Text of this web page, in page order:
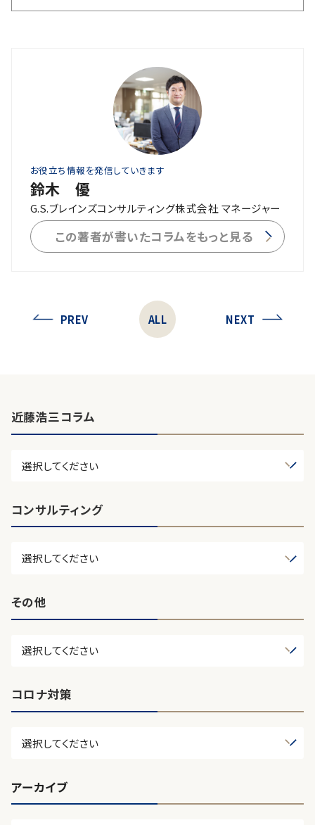
お役立ち情報を発信していきます
鈴木 優
G.S.ブレインズコンサルティング株式会社 マネージャー
この著者が書いたコラムをもっと見る
PREV ALL NEXT
近藤浩三コラム
コンサルティング
その他
コロナ対策
アーカイブ